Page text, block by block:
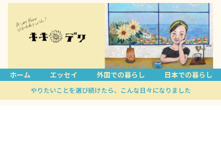
ホーム エッセイ 外国での暮らし 日本での暮らし
やりたいことを選び続けたら、こんな日々になりました